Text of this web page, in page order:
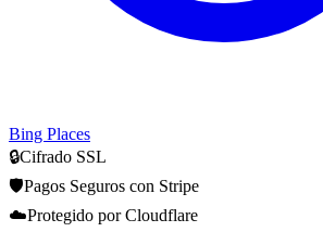
Bing Places
🔒Cifrado SSL
🛡️Pagos Seguros con Stripe
☁️Protegido por Cloudflare